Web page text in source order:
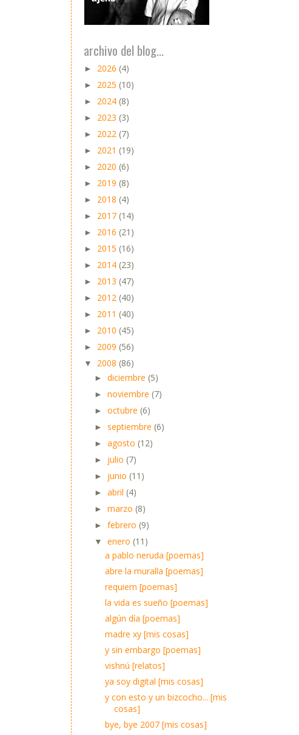
archivo del blog...
► 2026 (4)
► 2025 (10)
► 2024 (8)
► 2023 (3)
► 2022 (7)
► 2021 (19)
► 2020 (6)
► 2019 (8)
► 2018 (4)
► 2017 (14)
► 2016 (21)
► 2015 (16)
► 2014 (23)
► 2013 (47)
► 2012 (40)
► 2011 (40)
► 2010 (45)
► 2009 (56)
▼ 2008 (86)
► diciembre (5)
► noviembre (7)
► octubre (6)
► septiembre (6)
► agosto (12)
► julio (7)
► junio (11)
► abril (4)
► marzo (8)
► febrero (9)
▼ enero (11)
a pablo neruda [poemas]
abre la muralla [poemas]
requiem [poemas]
la vida es sueño [poemas]
algún día [poemas]
madre xy [mis cosas]
y sin embargo [poemas]
vishnú [relatos]
ya soy digital [mis cosas]
y con esto y un bizcocho... [mis
cosas]
bye, bye 2007 [mis cosas]